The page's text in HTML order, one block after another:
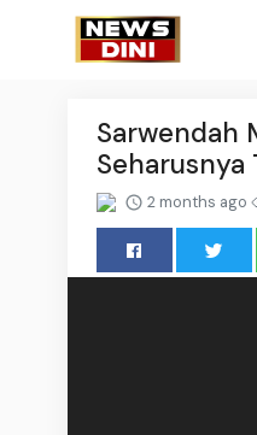
Sarwendah
Seharusnya
2 months ago